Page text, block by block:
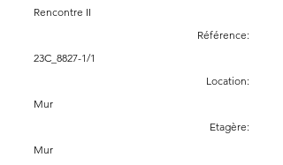
Rencontre II
Référence:
23C_8827-1/1
Location:
Mur
Etagère:
Mur